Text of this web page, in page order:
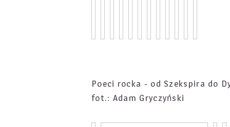
Poeci rocka - od Szekspira do
fot.: Adam Gryczyński